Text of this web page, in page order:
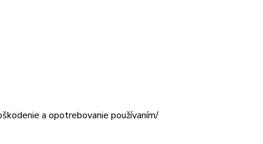
a opotrebovanie používaním/